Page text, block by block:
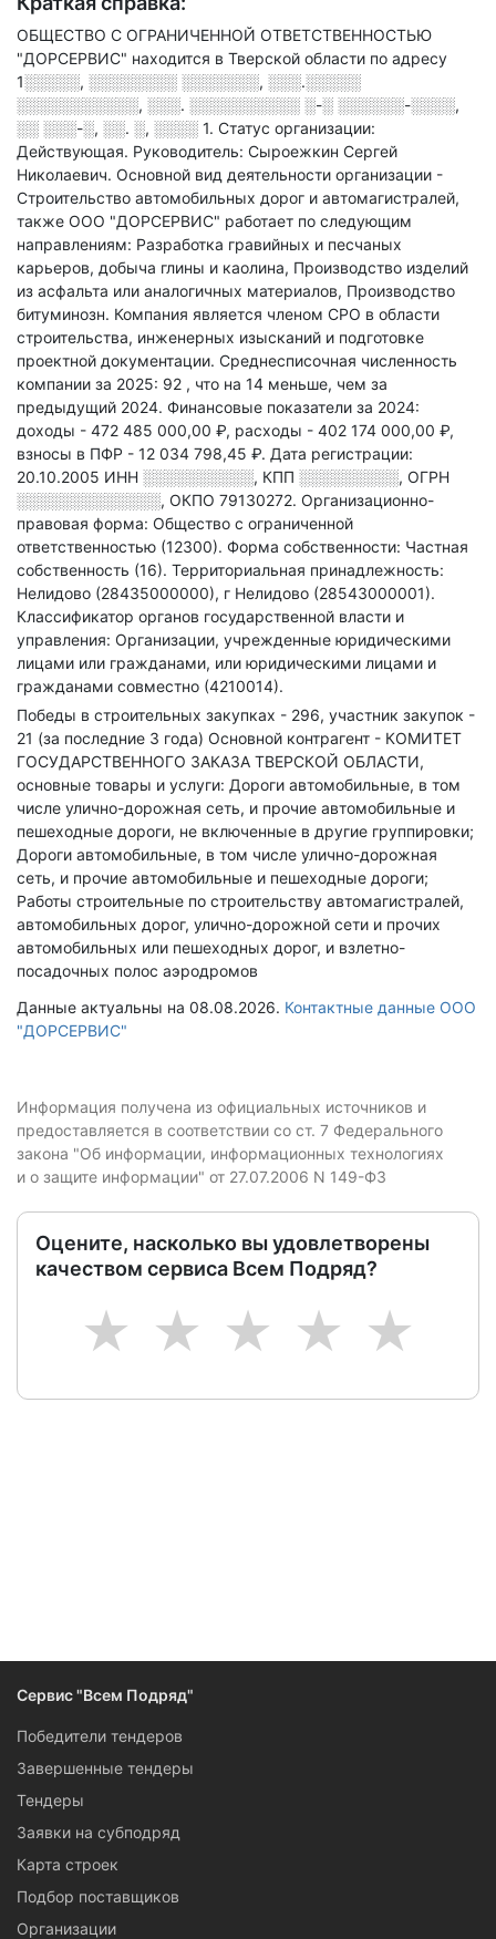
ОБЩЕСТВО С ОГРАНИЧЕННОЙ ОТВЕТСТВЕННОСТЬЮ
"ДОРСЕРВИС" находится в Тверской области по адресу
1░░░░░, ░░░░░░░░ ░░░░░░░, ░░░.░░░░░
░░░░░░░░░░░, ░░░. ░░░░░░░░░░ ░-░ ░░░░░░-░░░░,
░░ ░░░-░, ░░. ░, ░░░░ 1. Статус организации:
Действующая. Руководитель: Сыроежкин Сергей
Николаевич. Основной вид деятельности организации -
Строительство автомобильных дорог и автомагистралей,
также ООО "ДОРСЕРВИС" работает по следующим
направлениям: Разработка гравийных и песчаных
карьеров, добыча глины и каолина, Производство изделий
из асфальта или аналогичных материалов, Производство
битуминозн. Компания является членом СРО в области
строительства, инженерных изысканий и подготовке
проектной документации. Среднесписочная численность
компании за 2025: 92 , что на 14 меньше, чем за
предыдущий 2024. Финансовые показатели за 2024:
доходы - 472 485 000,00 ₽, расходы - 402 174 000,00 ₽,
взносы в ПФР - 12 034 798,45 ₽. Дата регистрации:
20.10.2005 ИНН ░░░░░░░░░░, КПП ░░░░░░░░░, ОГРН
░░░░░░░░░░░░░, ОКПО 79130272. Организационно-
правовая форма: Общество с ограниченной
ответственностью (12300). Форма собственности: Частная
собственность (16). Территориальная принадлежность:
Нелидово (28435000000), г Нелидово (28543000001).
Классификатор органов государственной власти и
управления: Организации, учрежденные юридическими
лицами или гражданами, или юридическими лицами и
гражданами совместно (4210014).
Победы в строительных закупках - 296, участник закупок -
21 (за последние 3 года) Основной контрагент - КОМИТЕТ
ГОСУДАРСТВЕННОГО ЗАКАЗА ТВЕРСКОЙ ОБЛАСТИ,
основные товары и услуги: Дороги автомобильные, в том
числе улично-дорожная сеть, и прочие автомобильные и
пешеходные дороги, не включенные в другие группировки;
Дороги автомобильные, в том числе улично-дорожная
сеть, и прочие автомобильные и пешеходные дороги;
Работы строительные по строительству автомагистралей,
автомобильных дорог, улично-дорожной сети и прочих
автомобильных или пешеходных дорог, и взлетно-
посадочных полос аэродромов
Данные актуальны на 08.08.2026. Контактные данные ООО
"ДОРСЕРВИС"
Информация получена из официальных источников и
предоставляется в соответствии со ст. 7 Федерального
закона "Об информации, информационных технологиях
и о защите информации" от 27.07.2006 N 149-ФЗ
Оцените, насколько вы удовлетворены
качеством сервиса Всем Подряд?
5
4
3
2
1
Сервис "Всем Подряд"
Победители тендеров
Завершенные тендеры
Тендеры
Заявки на субподряд
Карта строек
Подбор поставщиков
Организации